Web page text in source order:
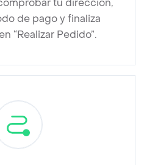
tu dirección,
de pago y finaliza
“Realizar Pedido”.